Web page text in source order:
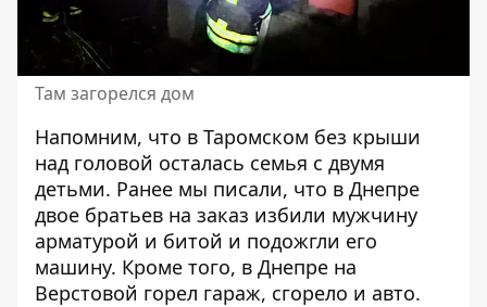
Там загорелся дом
Напомним, что в Таромском без крыши
над головой осталась семья с двумя
детьми. Ранее мы писали, что в Днепре
двое братьев на заказ избили мужчину
арматурой и битой и подожгли его
машину. Кроме того, в Днепре на
Верстовой горел гараж, сгорело и авто.